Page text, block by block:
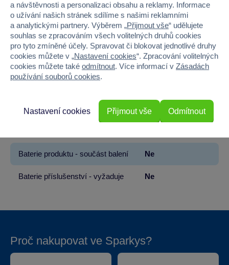
Pohlaví HOLKA
Materiál PLAST
Šířka 21.5
Hloubka 5.5
Baterie produktu - součást balení Ne
Baterie příslušenství - vyžaduje Ne
Proč nakupovat ve Sparkys?
a návštěvnosti a personalizaci obsahu a reklamy. Informace
o užívání našich stránek sdílíme s našimi reklamními
a analytickými partnery. Výběrem „Přijmout vše“ udělujete
souhlas se zpracováním všech volitelných druhů cookies
pro tyto zmíněné účely. Spravovat či blokovat jednotlivé druhy
cookies můžete v „Nastavení cookies“. Zpracování volitelných
cookies můžete také odmítnout. Více informací v Zásadách
používání souborů cookies.
Odmítnout
Nastavení cookies Přijmout vše